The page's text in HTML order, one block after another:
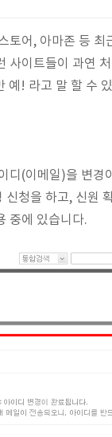
토어, 아마존 등 최
사이트들이 과연
예! 라고 말 할 수
디(이메일)을 변경
청을 하고, 신원
중에 있습니다.